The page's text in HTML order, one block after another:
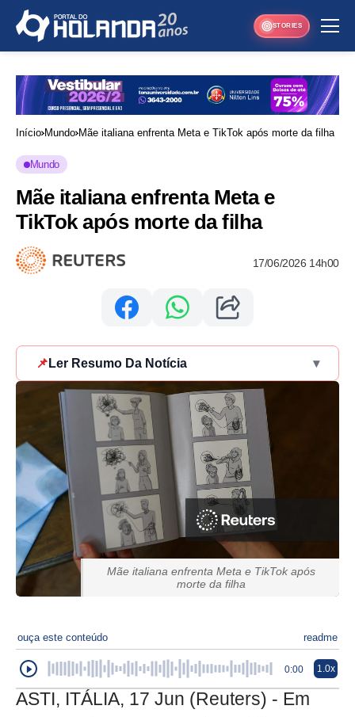
STORIES
Início Mundo Mãe italiana enfrenta Meta e TikTok após morte da filha
Mundo
Mãe italiana enfrenta Meta e
TikTok após morte da filha
17/06/2026 14h00
📌 Ler Resumo Da Notícia ▾
Mãe italiana enfrenta Meta e TikTok após
morte da filha
ouça este conteúdo readme
0:00 1.0x
ASTI, ITÁLIA, 17 Jun (Reuters) - Em